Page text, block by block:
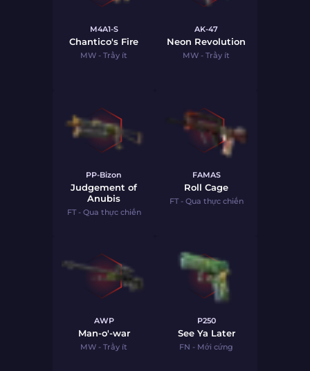
M4A1-S
Chantico's Fire
MW - Trầy ít
AK-47
Neon Revolution
MW - Trầy ít
PP-Bizon
Judgement of
Anubis
FT - Qua thực chiến
FAMAS
Roll Cage
FT - Qua thực chiến
AWP
Man-o'-war
MW - Trầy ít
P250
See Ya Later
FN - Mới cứng